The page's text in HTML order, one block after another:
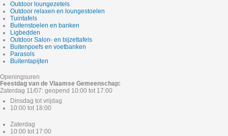
Outdoor loungezetels
Outdoor relaxen en loungestoelen
Tuintafels
Buitenstoelen en banken
Ligbedden
Outdoor Salon- en bijzettafels
Buitenpoefs en voetbanken
Parasols
Buitentapijten
Openingsuren
Feestdag van de Vlaamse Gemeenschap:
Zaterdag 11/07: geopend 10:00 tot 17:00
Dinsdag tot vrijdag
10:00 tot 18:00
Zaterdag
10:00 tot 17:00